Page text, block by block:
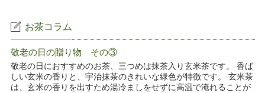
お茶コラム
敬老の日の贈り物 その③
敬老の日におすすめのお茶、三つめは抹茶入り玄米茶です。 香ば
しい玄米の香りと、宇治抹茶のきれいな緑色が特徴です。 玄米茶
は、玄米の香りを出すため湯冷ましをせずに高温で淹れることが